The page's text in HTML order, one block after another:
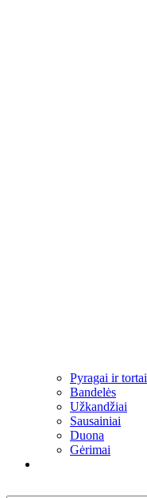
Pyragai ir tortai
Bandelės
Užkandžiai​
Sausainiai
Duona
Gėrimai